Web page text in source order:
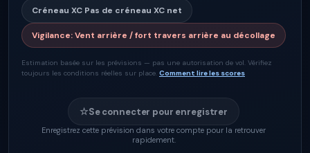
Créneau XC Pas de créneau XC net
Vigilance:Vent arrière / fort travers arrière au décollage
Estimation basée sur les prévisions — pas une autorisation de vol. Vérifiez
toujours les conditions réelles sur place. Comment lire les scores
☆Se connecter pour enregistrer
Enregistrez cette prévision dans votre compte pour la retrouver
rapidement.